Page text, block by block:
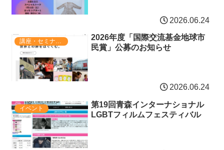
シマ・コレクション」展2026.06.24
講座・セミナー・表彰
2026年度「国際交流基金地球市
民賞」公募のお知らせ
2026.06.24
イベント
第19回青森インターナショナル
LGBTフィルムフェスティバル